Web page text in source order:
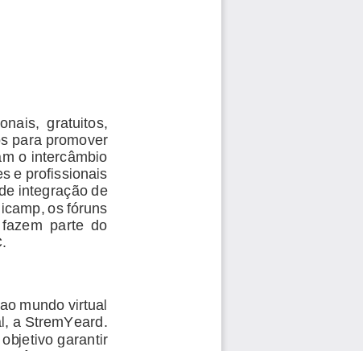
gratuitos,
para promover
o intercâmbio
e profissionais
integração de
os fóruns
parte  do
mundo virtual
a StremYeard.
garantir